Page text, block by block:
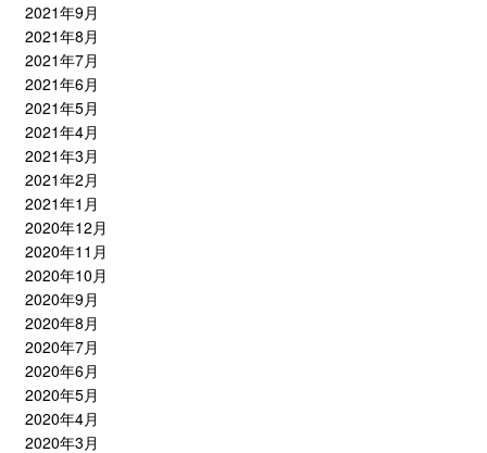
2021年9月
2021年8月
2021年7月
2021年6月
2021年5月
2021年4月
2021年3月
2021年2月
2021年1月
2020年12月
2020年11月
2020年10月
2020年9月
2020年8月
2020年7月
2020年6月
2020年5月
2020年4月
2020年3月